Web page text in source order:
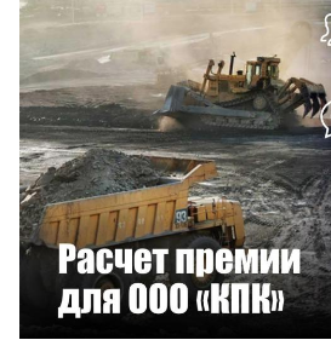
Смотреть проект